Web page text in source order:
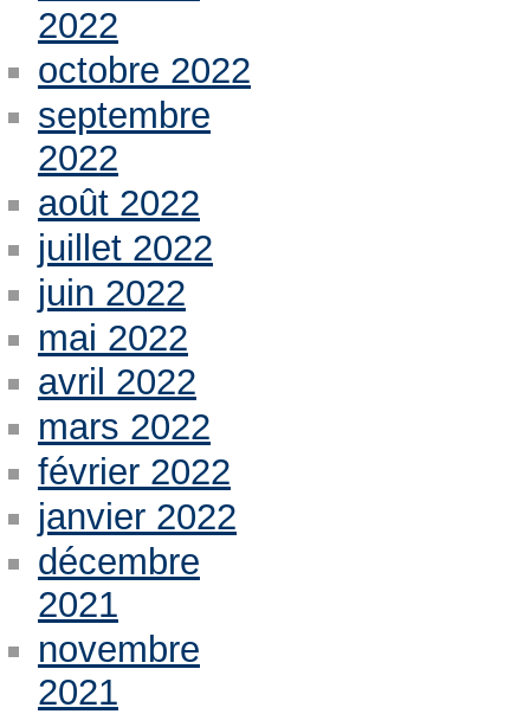
2022
octobre 2022
septembre
2022
août 2022
juillet 2022
juin 2022
mai 2022
avril 2022
mars 2022
février 2022
janvier 2022
décembre
2021
novembre
2021